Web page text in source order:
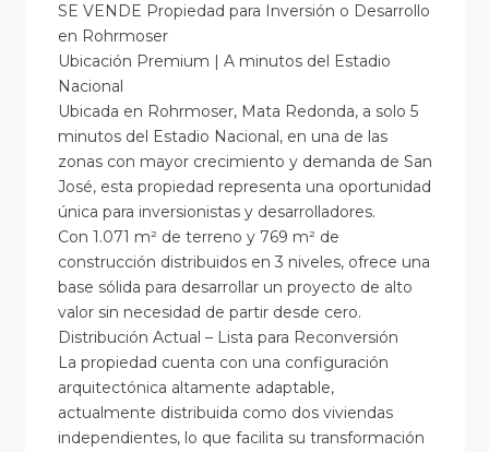
SE VENDE Propiedad para Inversión o Desarrollo
en Rohrmoser
Ubicación Premium | A minutos del Estadio
Nacional
Ubicada en Rohrmoser, Mata Redonda, a solo 5
minutos del Estadio Nacional, en una de las
zonas con mayor crecimiento y demanda de San
José, esta propiedad representa una oportunidad
única para inversionistas y desarrolladores.
Con 1.071 m² de terreno y 769 m² de
construcción distribuidos en 3 niveles, ofrece una
base sólida para desarrollar un proyecto de alto
valor sin necesidad de partir desde cero.
Distribución Actual – Lista para Reconversión
La propiedad cuenta con una configuración
arquitectónica altamente adaptable,
actualmente distribuida como dos viviendas
independientes, lo que facilita su transformación